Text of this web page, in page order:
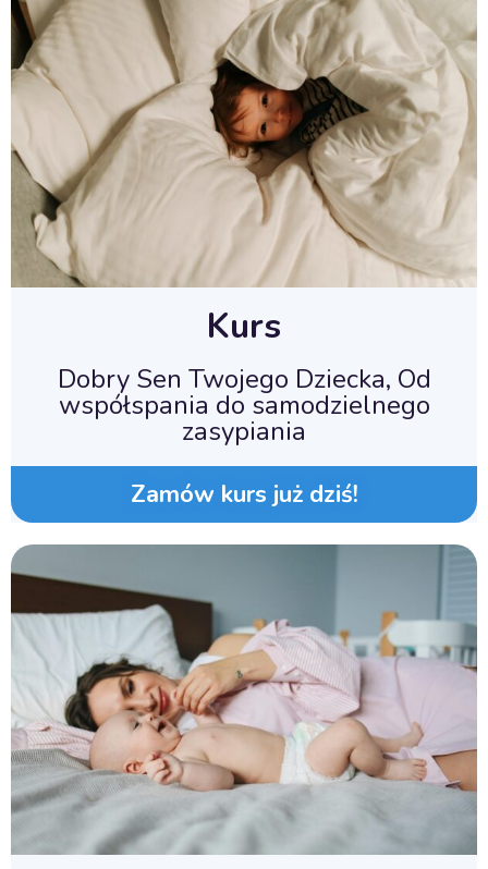
Kurs
Dobry Sen Twojego Dziecka, Od
współspania do samodzielnego
zasypiania
Zamów kurs już dziś!